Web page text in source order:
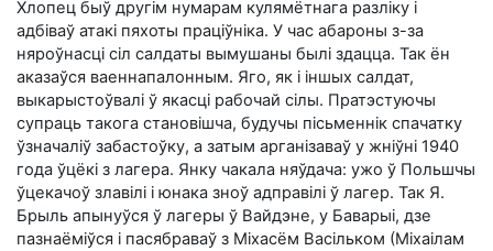
Хлопец быў другім нумарам кулямётнага разліку і
адбіваў атакі пяхоты праціўніка. У час абароны з-за
няроўнасці сіл салдаты вымушаны былі здацца. Так ён
аказаўся ваеннапалонным. Яго, як і іншых салдат,
выкарыстоўвалі ў якасці рабочай сілы. Пратэстуючы
супраць такога становішча, будучы пісьменнік спачатку
ўзначаліў забастоўку, а затым арганізаваў у жніўні 1940
года ўцёкі з лагера. Янку чакала няўдача: ужо ў Польшчы
ўцекачоў злавілі і юнака зноў адправілі ў лагер. Так Я.
Брыль апынуўся ў лагеры ў Вайдэне, у Баварыі, дзе
пазнаёміўся і пасябраваў з Міхасём Васільком (Міхаілам